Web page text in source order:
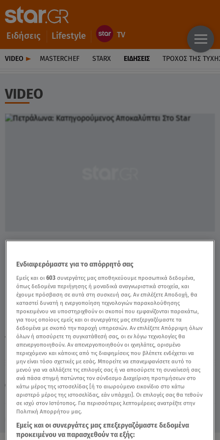
Ειδήσεις Lifestyle
VIDEO MASTERCHEF STARX ΕΙΔΉΣΕΙΣ ΤΡΟΧΌΣ ΤΗΣ
VIDEO
Πέμπτη 6 Αυγούστου 2026
17.02.23, 23:04
ΕΛΛΑΔΑ
Πηγή: κεντρικό δελτίο ειδήσεων Star
Κατηγορούμενος - Video
TAGS: ΠΕΤΡΑΛΩΝΑ
Ενδιαφερόμαστε για το απόρρητό σας
Εμείς και οι603 συνεργάτες μας αποθηκεύουμε προσωπικά δεδομένα,
όπως δεδομένα περιήγησης ή μοναδικά αναγνωριστικά στοιχεία, και
έχουμε πρόσβαση σε αυτά στη συσκευή σας. Αν επιλέξετε Αποδοχή, θα
καταστεί δυνατή η ενεργοποίηση τεχνολογιών παρακολούθησης
προκειμένου να υποστηριχθούν οι σκοποί που εμφανίζονται παρακάτω,
για τους οποίους εμείς και οι συνεργάτες μας επεξεργαζόμαστε τα
δεδομένα με σκοπό την παροχή υπηρεσιών. Αν επιλέξετε Απόρριψη όλων
όλων ή αποσύρετε τη συγκατάθεσή σας, οι εν λόγω τεχνολογίες θα
απενεργοποιηθούν. Αν απενεργοποιηθούν οι ιχνηλάτες, ορισμένο
περιεχόμενο και κάποιες από τις διαφημίσεις που βλέπετε ενδέχεται να
μην είναι τόσο σχετικές με εσάς. Μπορείτε να επανεμφανίσετε αυτό το
μενού για να αλλάξετε τις επιλογές σας ή να αποσύρετε τη συναίνεσή σας
ανά πάσα στιγμή πατώντας τον σύνδεσμο Διαχείριση προτιμήσεων στο
κάτω μέρος της ιστοσελίδας [ή το αιωρούμενο εικονίδιο στο κάτω
αριστερό μέρος της ιστοσελίδας, εάν υπάρχει]. Οι επιλογές σας θα τεθούν
σε ισχύ στον Ιστότοπος. Για περισσότερες λεπτομέρειες ανατρέξτε στην
Πολιτική Απορρήτου μας.
Εμείς και οι συνεργάτες μας επεξεργαζόμαστε δεδομένα
προκειμένου να παρασχεθούν τα εξής: